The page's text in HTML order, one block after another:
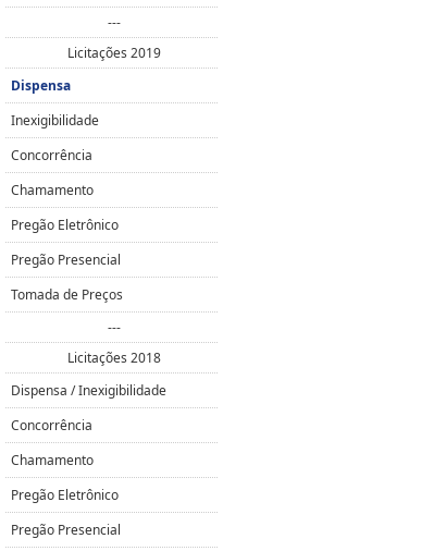
---
Licitações 2019
Dispensa
Inexigibilidade
Concorrência
Chamamento
Pregão Eletrônico
Pregão Presencial
Tomada de Preços
---
Licitações 2018
Dispensa / Inexigibilidade
Concorrência
Chamamento
Pregão Eletrônico
Pregão Presencial